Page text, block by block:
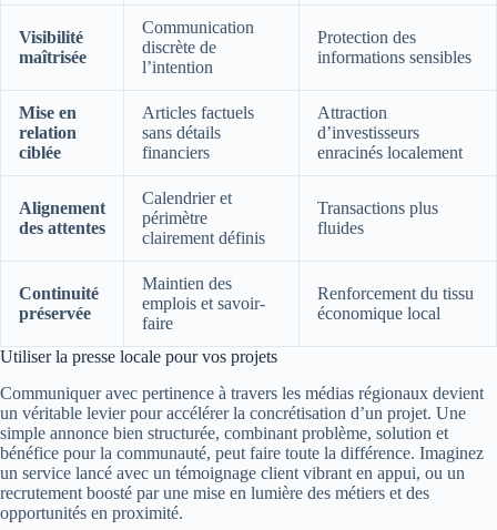
Visibilité
maîtrisée
Communication
discrète de
l’intention
Protection des
informations sensibles
Mise en
relation
ciblée
Articles factuels
sans détails
financiers
Attraction
d’investisseurs
enracinés localement
Alignement
des attentes
Calendrier et
périmètre
clairement définis
Transactions plus
fluides
Continuité
préservée
Maintien des
emplois et savoir-
faire
Renforcement du tissu
économique local
Utiliser la presse locale pour vos projets
Communiquer avec pertinence à travers les médias régionaux devient
un véritable levier pour accélérer la concrétisation d’un projet. Une
simple annonce bien structurée, combinant problème, solution et
bénéfice pour la communauté, peut faire toute la différence. Imaginez
un service lancé avec un témoignage client vibrant en appui, ou un
recrutement boosté par une mise en lumière des métiers et des
opportunités en proximité.